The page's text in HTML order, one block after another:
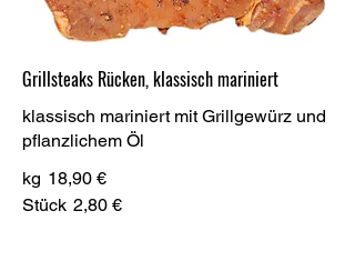
Grillsteaks Rücken, klassisch mariniert
klassisch mariniert mit Grillgewürz und
pflanzlichem Öl
kg 18,90 €
Stück 2,80 €